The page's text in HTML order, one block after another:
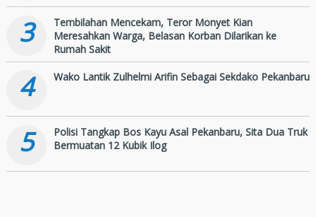
3
Tembilahan Mencekam, Teror Monyet Kian
Meresahkan Warga, Belasan Korban Dilarikan ke
Rumah Sakit
4 Wako Lantik Zulhelmi Arifin Sebagai Sekdako Pekanbaru
5
Polisi Tangkap Bos Kayu Asal Pekanbaru, Sita Dua Truk
Bermuatan 12 Kubik Ilog